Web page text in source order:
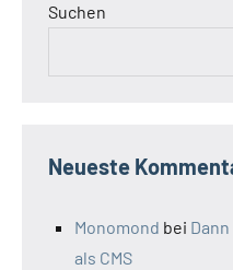
Suchen
Neueste
Monomond bei
als CMS